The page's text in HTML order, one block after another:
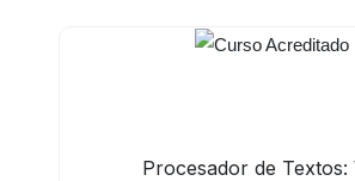
Procesador de Textos: